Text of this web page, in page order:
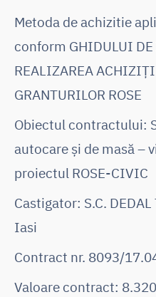
Metoda de achizitie
conform GHIDULUI
REALIZAREA
GRANTURILOR ROSE
Obiectul contractului:
autocare și de masă –
proiectul ROSE-CIVIC
Castigator: S.C.
Iasi
Contract nr. 8093/
Valoare contract: